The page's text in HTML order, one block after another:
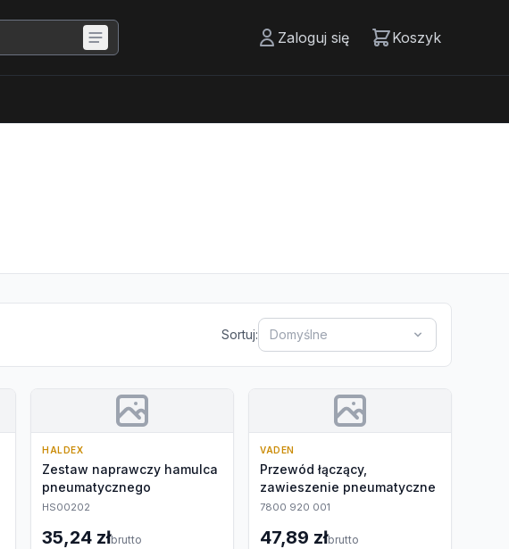
Zaloguj się Koszyk
Sortuj: Domyślne
HALDEX
Zestaw naprawczy hamulca
pneumatycznego
HS00202
35,24 złbrutto
VADEN
Przewód łączący,
zawieszenie pneumatyczne
7800 920 001
47,89 złbrutto